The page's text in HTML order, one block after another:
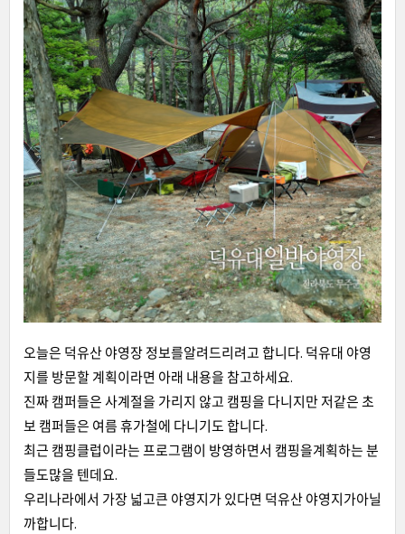
오늘은 덕유산 야영장 정보를알려드리려고 합니다. 덕유대 야영
지를 방문할 계획이라면 아래 내용을 참고하세요.
진짜 캠퍼들은 사계절을 가리지 않고 캠핑을 다니지만 저같은 초
보 캠퍼들은 여름 휴가철에 다니기도 합니다.
최근 캠핑클럽이라는 프로그램이 방영하면서 캠핑을계획하는 분
들도많을 텐데요.
우리나라에서 가장 넓고큰 야영지가 있다면 덕유산 야영지가아닐
까합니다.